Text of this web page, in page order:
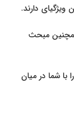
ویژگی­ای دارند.
مبحث
با شما در میان